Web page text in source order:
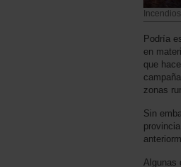
Incendios
Podría
en
que
zonas
Sin
Algunas